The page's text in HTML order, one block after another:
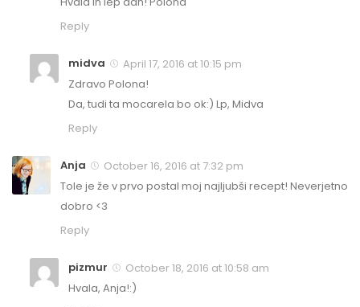
Reply
midva
April 17, 2016 at 10:15 pm
Zdravo Polona!
Da, tudi ta mocarela bo ok:) Lp, Midva
Reply
Anja
October 16, 2016 at 7:32 pm
Tole je že v prvo postal moj najljubši recept! Neverjetno
dobro <3
Reply
pizmur
October 18, 2016 at 10:58 am
Hvala, Anja!:)